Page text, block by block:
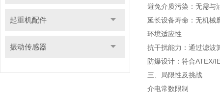
起重机配件
振动传感器
避免介质污染：无需与
延长设备寿命：无机械
环境适应性
抗干扰能力：通过滤波
防爆设计：符合ATEX/
三、局限性及挑战
介电常数限制